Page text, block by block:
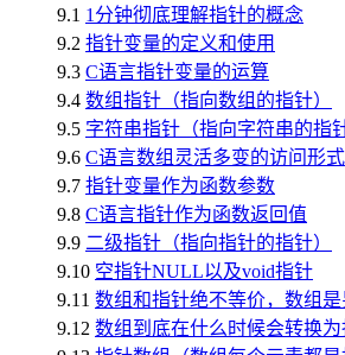
9.1 1分钟彻底理解指针的概念
9.2 指针变量的定义和使用
9.3 C语言指针变量的运算
9.4 数组指针（指向数组的指针）
9.5 字符串指针（指向字符串的指针
9.6 C语言数组灵活多变的访问形式
9.7 指针变量作为函数参数
9.8 C语言指针作为函数返回值
9.9 二级指针（指向指针的指针）
9.10 空指针NULL以及void指针
9.11 数组和指针绝不等价，数组
9.12 数组到底在什么时候会转换